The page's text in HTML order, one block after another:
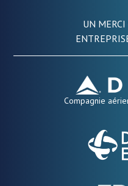
UN MERCI
Compagnie